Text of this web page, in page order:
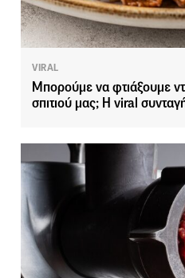
VIRAL
Μπορούμε να φτιάξουμε
σπιτιού μας; Η viral